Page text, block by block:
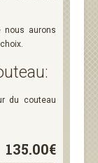
nous aurons
du couteau
135.00€